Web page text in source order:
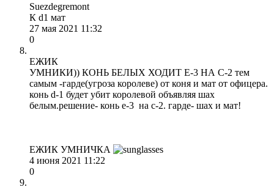
Suezdegremont
К d1 мат
27 мая 2021 11:32
0
ЕЖИК
УМНИКИ)) КОНЬ БЕЛЫХ ХОДИТ E-3 НА С-2 тем
самым -гарде(угроза королеве) от коня и мат от офицера.
конь d-1 будет убит королевой объявляя шах
белым.решение- конь е-3 на c-2. гарде- шах и мат!
ЕЖИК УМНИЧКА
4 июня 2021 11:22
0